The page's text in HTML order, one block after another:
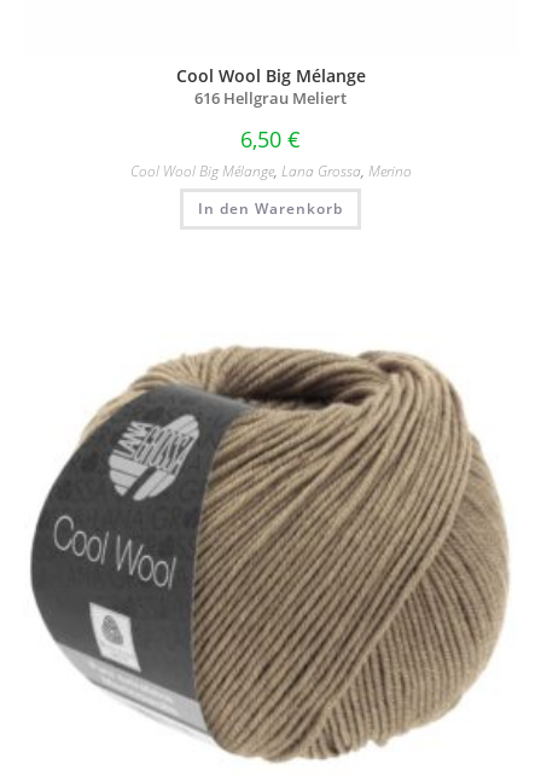
Cool Wool Big Mélange
616 Hellgrau Meliert
6,50 €
Cool Wool Big Mélange, Lana Grossa, Merino
In den Warenkorb